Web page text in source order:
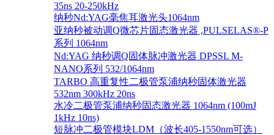
35ns 20-250kHz
纳秒Nd:YAG毫焦耳激光头1064nm
亚纳秒被动调Q微芯片固态激光器 ,PULSELAS®-P
系列 1064nm
Nd:YAG 纳秒调Q固体脉冲激光器 DPSSL M-
NANO系列 532/1064nm
TARBO 高重复性二极管泵浦纳秒固体激光器
532nm 300kHz 20ns
水冷二极管泵浦纳秒固态激光器 1064nm (100mJ
1kHz 10ns)
短脉冲二极管模块LDM（波长405-1550nm可选）